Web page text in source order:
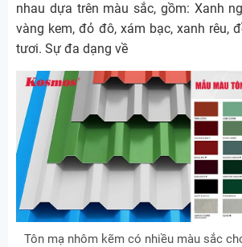
nhau dựa trên màu sắc, gồm: Xanh
vàng kem, đỏ đô, xám bạc, xanh rêu,
tươi. Sự đa dạng về
Tôn mạ nhôm kẽm có nhiều màu sắc